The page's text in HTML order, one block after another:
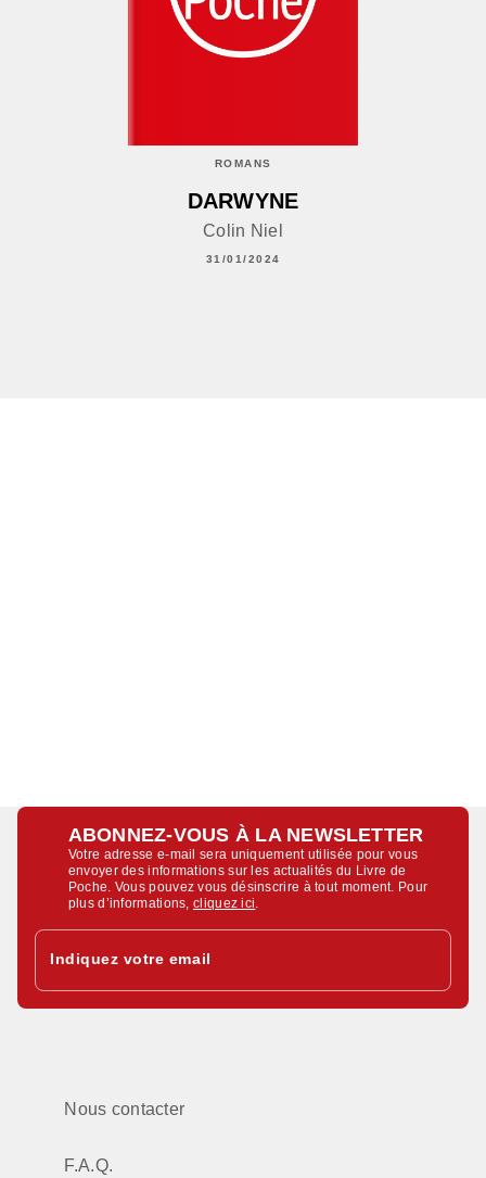
ROMANS
DARWYNE
Colin Niel
31/01/2024
ABONNEZ-VOUS À LA NEWSLETTER
Votre adresse e-mail sera uniquement utilisée pour vous
envoyer des informations sur les actualités du Livre de
Poche. Vous pouvez vous désinscrire à tout moment. Pour
plus d’informations,cliquez ici
Indiquez votre email
Nous contacter
F.A.Q.